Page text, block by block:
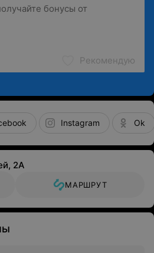
Рекомендую
Instagram Ok
2А
МАРШРУТ